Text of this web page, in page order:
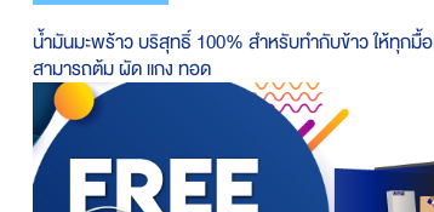
น้ำมันมะพร้าว บริสุทธิ์ 100% สำหรับทำกับข้าว ให้ทุกมื้
สามารถต้ม ผัด แกง ทอด